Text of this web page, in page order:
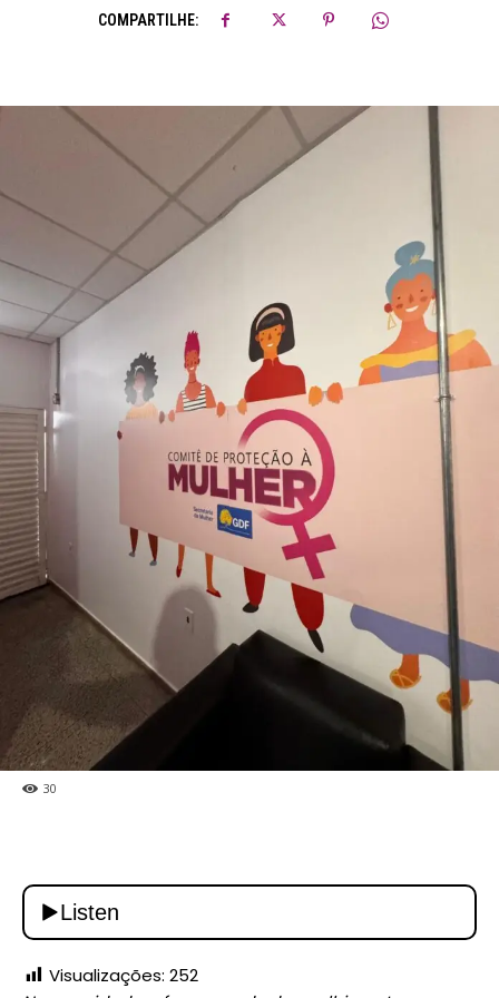
COMPARTILHE:
30
Visualizações: 252